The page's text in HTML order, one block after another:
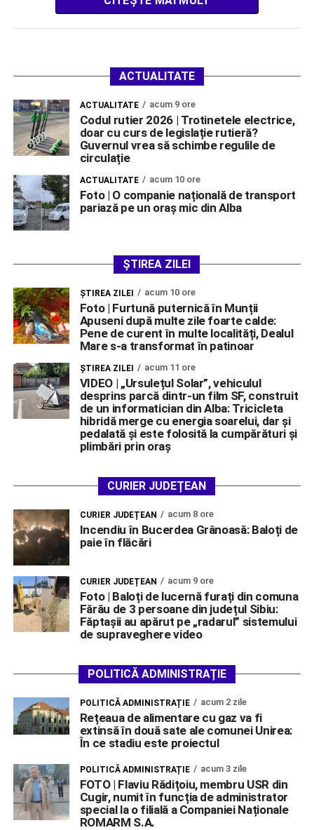
ACTUALITATE
ACTUALITATE acum 9 ore
Codul rutier 2026 | Trotinetele electrice,
doar cu curs de legislație rutieră?
Guvernul vrea să schimbe regulile de
circulație
ACTUALITATE acum 10 ore
Foto | O companie națională de transport
pariază pe un oraș mic din Alba
ȘTIREA ZILEI
ŞTIREA ZILEI acum 10 ore
Foto | Furtună puternică în Munții
Apuseni după multe zile foarte calde:
Pene de curent în multe localități, Dealul
Mare s-a transformat în patinoar
ŞTIREA ZILEI acum 11 ore
VIDEO | „Ursulețul Solar”, vehiculul
desprins parcă dintr-un film SF, construit
de un informatician din Alba: Tricicleta
hibridă merge cu energia soarelui, dar și
pedalată și este folosită la cumpărături și
plimbări prin oraș
CURIER JUDEȚEAN
CURIER JUDEȚEAN acum 8 ore
Incendiu în Bucerdea Grânoasă: Baloți de
paie în flăcări
CURIER JUDEȚEAN acum 9 ore
Foto | Baloți de lucernă furați din comuna
Fărău de 3 persoane din județul Sibiu:
Făptașii au apărut pe „radarul” sistemului
de supraveghere video
POLITICĂ ADMINISTRAȚIE
POLITICĂ ADMINISTRAȚIE acum 2 zile
Rețeaua de alimentare cu gaz va fi
extinsă în două sate ale comunei Unirea:
În ce stadiu este proiectul
POLITICĂ ADMINISTRAȚIE acum 3 zile
FOTO | Flaviu Rădițoiu, membru USR din
Cugir, numit în funcția de administrator
special la o filială a Companiei Naționale
ROMARM S.A.